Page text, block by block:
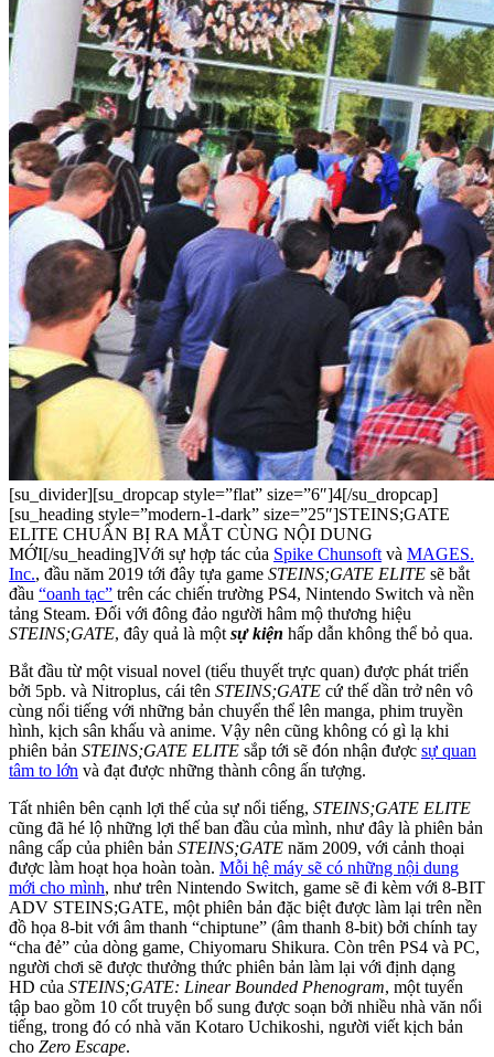
[su_divider][su_dropcap style=”flat” size=”6″]4[/su_dropcap]
[su_heading style=”modern-1-dark” size=”25″]STEINS;GATE
ELITE CHUẨN BỊ RA MẮT CÙNG NỘI DUNG
MỚI[/su_heading]Với sự hợp tác của Spike Chunsoft và MAGES.
Inc., đầu năm 2019 tới đây tựa game STEINS;GATE ELITE sẽ bắt
đầu “oanh tạc” trên các chiến trường PS4, Nintendo Switch và nền
tảng Steam. Đối với đông đảo người hâm mộ thương hiệu
STEINS;GATE, đây quả là một sự kiện hấp dẫn không thể bỏ qua.
Bắt đầu từ một visual novel (tiểu thuyết trực quan) được phát triển
bởi 5pb. và Nitroplus, cái tên STEINS;GATE cứ thế dần trở nên vô
cùng nổi tiếng với những bản chuyển thể lên manga, phim truyền
hình, kịch sân khấu và anime. Vậy nên cũng không có gì lạ khi
phiên bản STEINS;GATE ELITE sắp tới sẽ đón nhận được sự quan
tâm to lớn và đạt được những thành công ấn tượng.
Tất nhiên bên cạnh lợi thế của sự nổi tiếng, STEINS;GATE ELITE
cũng đã hé lộ những lợi thế ban đầu của mình, như đây là phiên bản
nâng cấp của phiên bản STEINS;GATE năm 2009, với cảnh thoại
được làm hoạt họa hoàn toàn. Mỗi hệ máy sẽ có những nội dung
mới cho mình, như trên Nintendo Switch, game sẽ đi kèm với 8-BIT
ADV STEINS;GATE, một phiên bản đặc biệt được làm lại trên nền
đồ họa 8-bit với âm thanh “chiptune” (âm thanh 8-bit) bởi chính tay
“cha đẻ” của dòng game, Chiyomaru Shikura. Còn trên PS4 và PC,
người chơi sẽ được thưởng thức phiên bản làm lại với định dạng
HD của STEINS;GATE: Linear Bounded Phenogram, một tuyển
tập bao gồm 10 cốt truyện bổ sung được soạn bởi nhiều nhà văn nổi
tiếng, trong đó có nhà văn Kotaro Uchikoshi, người viết kịch bản
cho Zero Escape.